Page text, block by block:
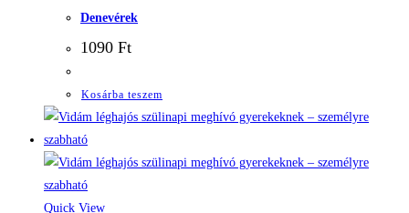
Denevérek
1090 Ft
Kosárba teszem
Quick View